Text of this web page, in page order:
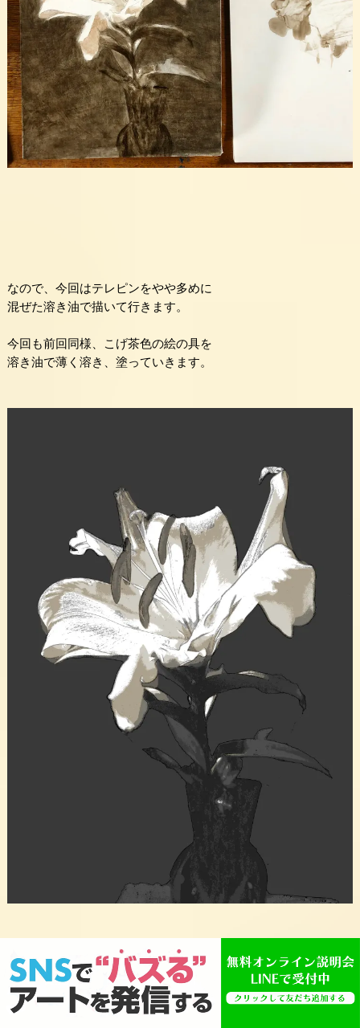
なので、今回はテレピンをやや多めに
混ぜた溶き油で描いて行きます。
今回も前回同様、こげ茶色の絵の具を
溶き油で薄く溶き、塗っていきます。
塗り重ねたときに暗くなりすぎないように、
鮮やかになりすぎないように
絵の具の分量や溶き油の分量を